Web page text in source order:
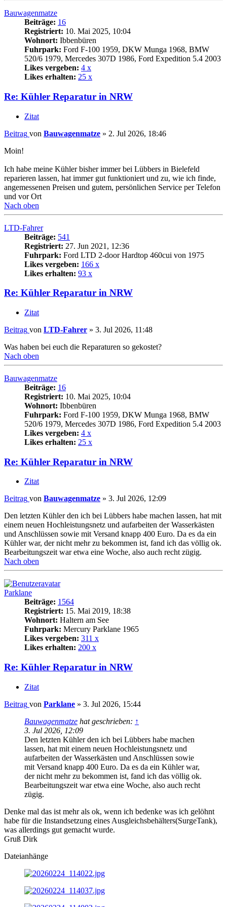
Bauwagenmatze
Beiträge: 16
Registriert: 10. Mai 2025, 10:04
Wohnort: Ibbenbüren
Fuhrpark: Ford F-100 1959, DKW Munga 1968, BMW
520/6 1979, Mercedes 307D 1986, Ford Expedition 5.4 2003
Likes vergeben: 4 x
Likes erhalten: 25 x
Re: Kühler Reparatur in NRW
Zitat
Beitrag von Bauwagenmatze » 2. Jul 2026, 18:46
Moin!
Ich habe meine Kühler bisher immer bei Lübbers in Bielefeld
reparieren lassen, hat immer gut funktioniert und zu, wie ich finde,
angemessenen Preisen und gutem, persönlichen Service per Telefon
und vor Ort
Nach oben
LTD-Fahrer
Beiträge: 541
Registriert: 27. Jun 2021, 12:36
Fuhrpark: Ford LTD 2-door Hardtop 460cui von 1975
Likes vergeben: 166 x
Likes erhalten: 93 x
Re: Kühler Reparatur in NRW
Zitat
Beitrag von LTD-Fahrer » 3. Jul 2026, 11:48
Was haben bei euch die Reparaturen so gekostet?
Nach oben
Bauwagenmatze
Beiträge: 16
Registriert: 10. Mai 2025, 10:04
Wohnort: Ibbenbüren
Fuhrpark: Ford F-100 1959, DKW Munga 1968, BMW
520/6 1979, Mercedes 307D 1986, Ford Expedition 5.4 2003
Likes vergeben: 4 x
Likes erhalten: 25 x
Re: Kühler Reparatur in NRW
Zitat
Beitrag von Bauwagenmatze » 3. Jul 2026, 12:09
Den letzten Kühler den ich bei Lübbers habe machen lassen, hat mit
einem neuen Hochleistungsnetz und aufarbeiten der Wasserkästen
und Anschlüssen sowie mit Versand knapp 400 Euro. Da es da ein
Kühler war, der nicht mehr zu bekommen ist, fand ich das völlig ok.
Bearbeitungszeit war etwa eine Woche, also auch recht zügig.
Nach oben
Parklane
Beiträge: 1564
Registriert: 15. Mai 2019, 18:38
Wohnort: Haltern am See
Fuhrpark: Mercury Parklane 1965
Likes vergeben: 311 x
Likes erhalten: 200 x
Re: Kühler Reparatur in NRW
Zitat
Beitrag von Parklane » 3. Jul 2026, 15:44
Bauwagenmatze hat geschrieben: ↑
3. Jul 2026, 12:09
Den letzten Kühler den ich bei Lübbers habe machen
lassen, hat mit einem neuen Hochleistungsnetz und
aufarbeiten der Wasserkästen und Anschlüssen sowie
mit Versand knapp 400 Euro. Da es da ein Kühler war,
der nicht mehr zu bekommen ist, fand ich das völlig ok.
Bearbeitungszeit war etwa eine Woche, also auch recht
zügig.
Denke mal das ist mehr als ok, wenn ich bedenke was ich gelöhnt
habe für die Instandsetzung eines Ausgleichsbehälters(SurgeTank),
was allerdings gut gemacht wurde.
Gruß Dirk
Dateianhänge